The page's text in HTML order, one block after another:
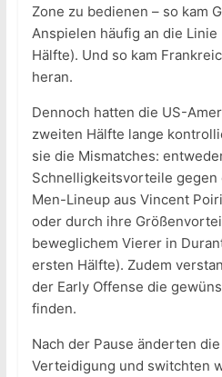
Zone zu bedienen – so kam
Anspielen häufig an die
Hälfte). Und so kam
heran.
Dennoch hatten die US-
zweiten Hälfte lange
sie die Mismatches:
Schnelligkeitsvorteile
Men-Lineup aus Vincent
oder durch ihre
beweglichem Vierer in
ersten Hälfte). Zudem
der Early Offense die
finden.
Nach der Pause änderten
Verteidigung und switchten